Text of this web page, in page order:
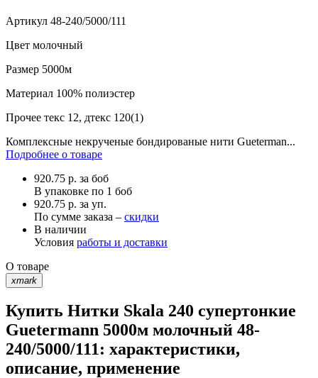
Артикул 48-240/5000/111
Цвет молочный
Размер 5000м
Материал 100% полиэстер
Прочее текс 12, дтекс 120(1)
Комплексные некрученые бондированые нити Gueterman...
Подробнее о товаре
920.75 р. за боб
В упаковке по 1 боб
920.75 р. за уп.
По сумме заказа – скидки
В наличии
Условия работы и доставки
О товаре
xmark
Купить Нитки Skala 240 супертонкие
Guetermann 5000м молочный 48-
240/5000/111: характеристики,
описание, применение